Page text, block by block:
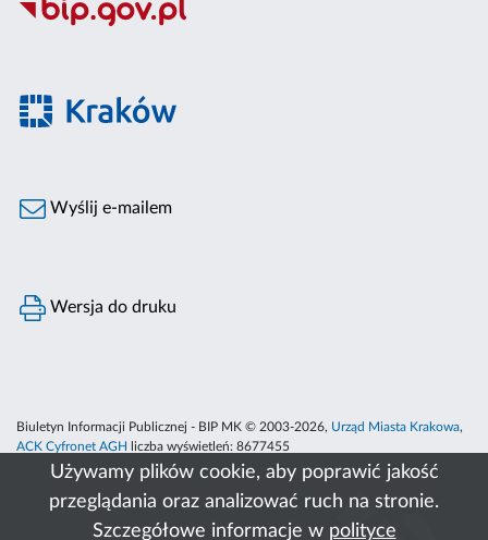
Używamy plików cookie, aby poprawić jakość
przeglądania oraz analizować ruch na stronie.
Szczegółowe informacje w polityce
Wyślij e-mailem
Wersja do druku
Biuletyn Informacji Publicznej - BIP MK © 2003-2026, Urząd Miasta Krakowa,
ACK Cyfronet AGH
liczba wyświetleń: 8677455